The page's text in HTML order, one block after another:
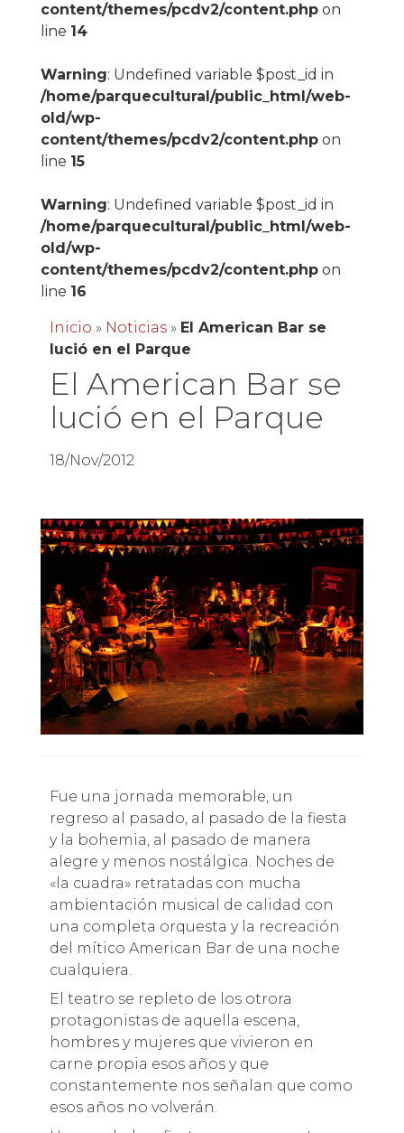
content/themes/pcdv2/content.phpon
line 14
Warning: Undefined variable $post_id in
/home/parquecultural/public_html/web-
old/wp-
content/themes/pcdv2/content.phpon
line 15
Warning: Undefined variable $post_id in
/home/parquecultural/public_html/web-
old/wp-
content/themes/pcdv2/content.phpon
line 16
Inicio » Noticias» El American Bar se
lució en el Parque
El American Bar se
lució en el Parque
18/Nov/2012
Fue una jornada memorable, un
regreso al pasado, al pasado de la fiesta
y la bohemia, al pasado de manera
alegre y menos nostálgica. Noches de
«la cuadra» retratadas con mucha
ambientación musical de calidad con
una completa orquesta y la recreación
del mítico American Bar de una noche
cualquiera.
El teatro se repleto de los otrora
protagonistas de aquella escena,
hombres y mujeres que vivieron en
carne propia esos años y que
constantemente nos señalan que como
esos años no volverán.